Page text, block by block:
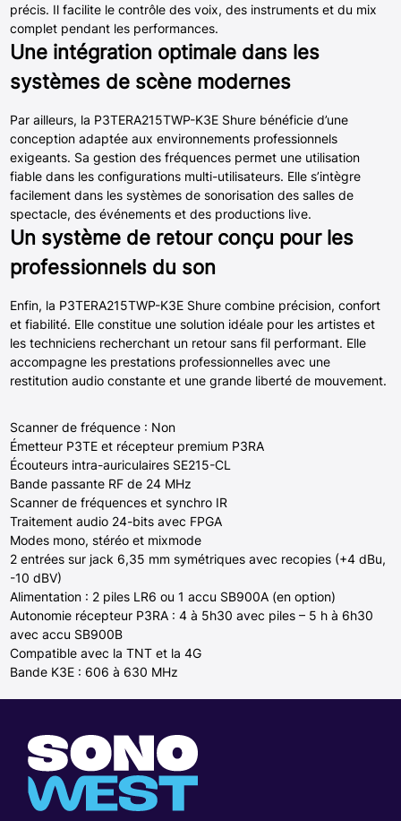
précis. Il facilite le contrôle des voix, des instruments et du mix
complet pendant les performances.
Une intégration optimale dans les
systèmes de scène modernes
Par ailleurs, la P3TERA215TWP-K3E Shure bénéficie d’une
conception adaptée aux environnements professionnels
exigeants. Sa gestion des fréquences permet une utilisation
fiable dans les configurations multi-utilisateurs. Elle s’intègre
facilement dans les systèmes de sonorisation des salles de
spectacle, des événements et des productions live.
Un système de retour conçu pour les
professionnels du son
Enfin, la P3TERA215TWP-K3E Shure combine précision, confort
et fiabilité. Elle constitue une solution idéale pour les artistes et
les techniciens recherchant un retour sans fil performant. Elle
accompagne les prestations professionnelles avec une
restitution audio constante et une grande liberté de mouvement.
Scanner de fréquence : Non
Émetteur P3TE et récepteur premium P3RA
Écouteurs intra-auriculaires SE215-CL
Bande passante RF de 24 MHz
Scanner de fréquences et synchro IR
Traitement audio 24-bits avec FPGA
Modes mono, stéréo et mixmode
2 entrées sur jack 6,35 mm symétriques avec recopies (+4 dBu,
-10 dBV)
Alimentation : 2 piles LR6 ou 1 accu SB900A (en option)
Autonomie récepteur P3RA : 4 à 5h30 avec piles – 5 h à 6h30
avec accu SB900B
Compatible avec la TNT et la 4G
Bande K3E : 606 à 630 MHz